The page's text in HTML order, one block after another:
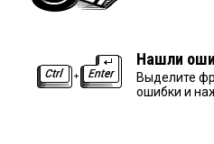
Нашли
Выделите
ошибки и